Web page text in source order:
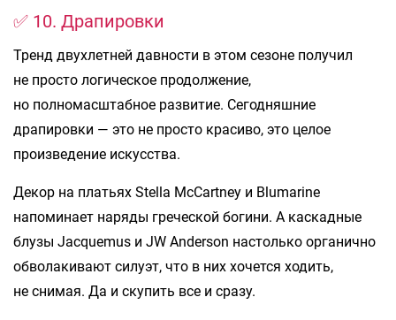
✅ 10. Драпировки
Тренд двухлетней давности в этом сезоне получил
не просто логическое продолжение,
но полномасштабное развитие. Сегодняшние
драпировки — это не просто красиво, это целое
произведение искусства.
Декор на платьях Stella McCartney и Blumarine
напоминает наряды греческой богини. А каскадные
блузы Jacquemus и JW Anderson настолько органично
обволакивают силуэт, что в них хочется ходить,
не снимая. Да и скупить все и сразу.